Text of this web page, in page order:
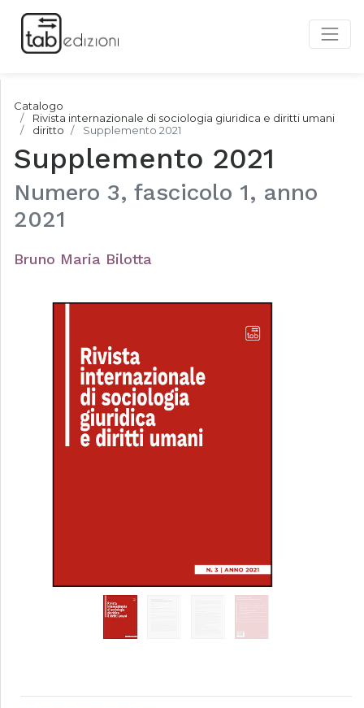
Catalogo
Rivista internazionale di sociologia giuridica e diritti umani
diritto
Supplemento 2021
Supplemento 2021
Numero 3, fascicolo 1, anno
2021
Bruno Maria Bilotta